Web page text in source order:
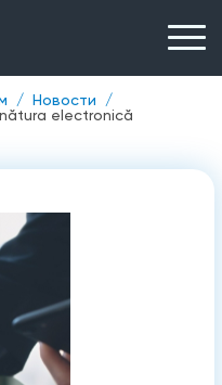
Новости
electronică